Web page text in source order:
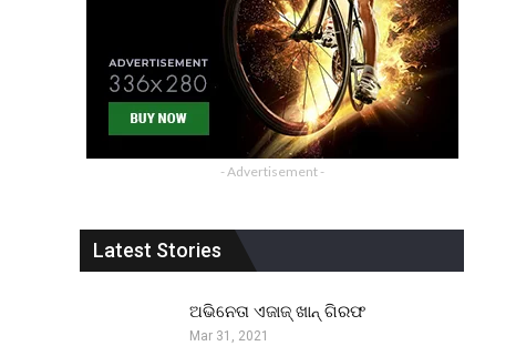
- Advertisement -
Latest Stories
ଅଭିନେତା ଏଜାଜ୍ ଖାନ୍ ଗିରଫ
Mar 31, 2021